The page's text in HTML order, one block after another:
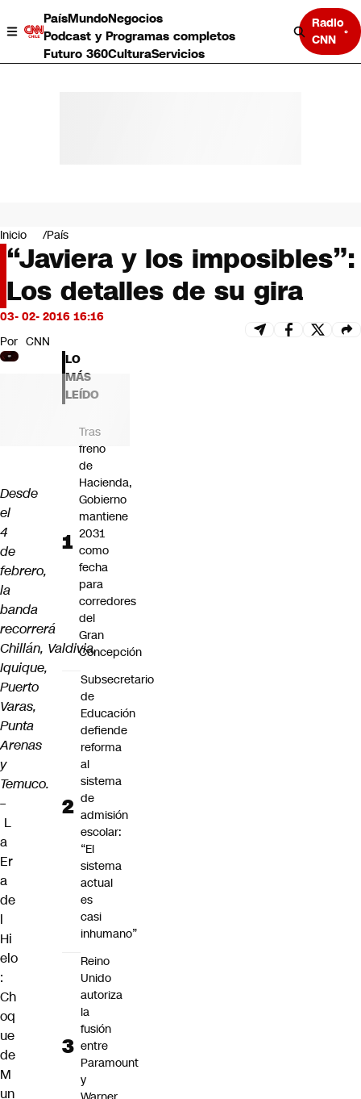
PaísMundoNegocios
Podcast y Programas completos
Futuro 360CulturaServicios
Radio
CNN
Negocios
Deportes
Programas completos
Cultura
Servicios
Bits
CNN Data
CNN tiempo
Futuro 360
Inicio País
“Javiera y los imposibles”:
Los detalles de su gira
03- 02- 2016 16:16
Por CNN
Desde
el
4
de
febrero,
la
banda
recorrerá
Chillán, Valdivia,
Iquique,
Puerto
Varas,
Punta
Arenas
y
Temuco.
–
L
a
Er
a
de
l
Hi
elo
:
Ch
oq
ue
de
M
un
LO
MÁS
LEÍDO
Tras
freno
de
Hacienda,
Gobierno
mantiene
2031
como
fecha
para
corredores
del
Gran
Concepción
Subsecretario
de
Educación
defiende
reforma
al
sistema
de
admisión
escolar:
“El
sistema
actual
es
casi
inhumano”
Reino
Unido
autoriza
la
fusión
entre
Paramount
y